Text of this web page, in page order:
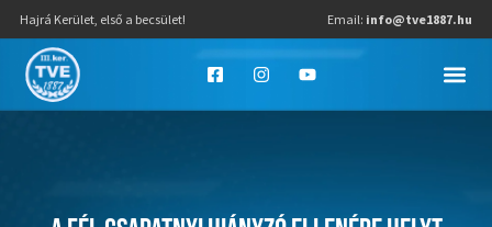
Hajrá Kerület, első a becsület! Email: info@tve1887.hu